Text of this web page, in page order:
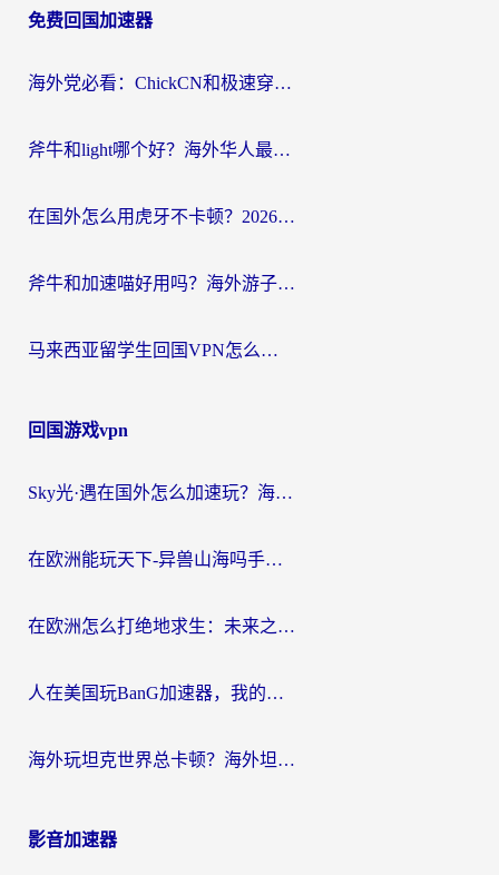
导
免费回国加速器
海外党必看：ChickCN和极速穿梭VPN好用吗？3招教你选对回国加速器无缝刷国内资源
斧牛和light哪个好？海外华人最关心的回国加速器选择难题，一篇讲透
在国外怎么用虎牙不卡顿？2026海外华人亲测有效的回国加速器选择指南
斧牛和加速喵好用吗？海外游子的真实选择困境
马来西亚留学生回国VPN怎么选？3个避坑点+1款实测好用的加速器推荐
回国游戏vpn
Sky光·遇在国外怎么加速玩？海外党亲测有效的国服游戏加速指南
在欧洲能玩天下-异兽山海吗手游？海外玩家的加速器生存指南
在欧洲怎么打绝地求生：未来之役不卡？留学生亲测的加速器避坑指南
人在美国玩BanG加速器，我的延迟终于绿了
海外玩坦克世界总卡顿？海外坦克世界加速器有哪些？实测好用的选择在这里
影音加速器